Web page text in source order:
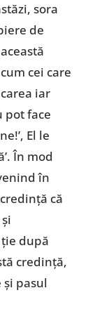
sora
de
cei care
iar
pot face
El le
În mod
în
că
ţie după
credinţă,
pasul